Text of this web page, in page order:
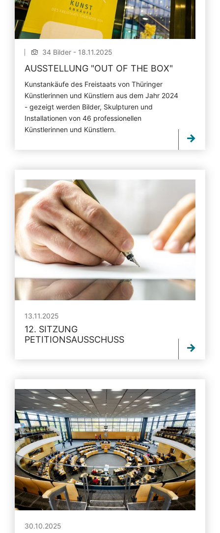
34 Bilder - 18.11.2025
AUSSTELLUNG "OUT OF THE BOX"
Kunstankäufe des Freistaats von Thüringer
Künstlerinnen und Künstlern aus dem Jahr 2024
- gezeigt werden Bilder, Skulpturen und
Installationen von 46 professionellen
Künstlerinnen und Künstlern.
13.11.2025
12. SITZUNG
PETITIONSAUSSCHUSS
30.10.2025